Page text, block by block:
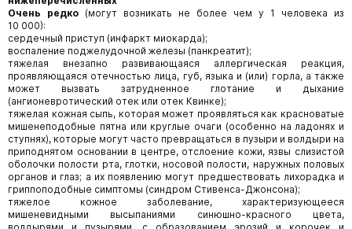
Очень редко (могут возникать не более чем у 1 человека из
10 000):
сердечный приступ (инфаркт миокарда);
воспаление поджелудочной железы (панкреатит);
тяжелая внезапно развивающаяся аллергическая реакция,
проявляющаяся отечностью лица, губ, языка и (или) горла, а также
может вызвать затрудненное глотание и дыхание
(ангионевротический отек или отек Квинке);
тяжелая кожная сыпь, которая может проявляться как красноватые
мишенеподобные пятна или круглые очаги (особенно на ладонях и
ступнях), которые могут часто превращаться в пузыри и волдыри на
приподнятом основании в центре, отслоение кожи, язвы слизистой
оболочки полости рта, глотки, носовой полости, наружных половых
органов и глаз; а их появлению могут предшествовать лихорадка и
гриппоподобные симптомы (синдром Стивенса-Джонсона);
тяжелое кожное заболевание, характеризующееся
мишеневидными высыпаниями синюшно-красного цвета,